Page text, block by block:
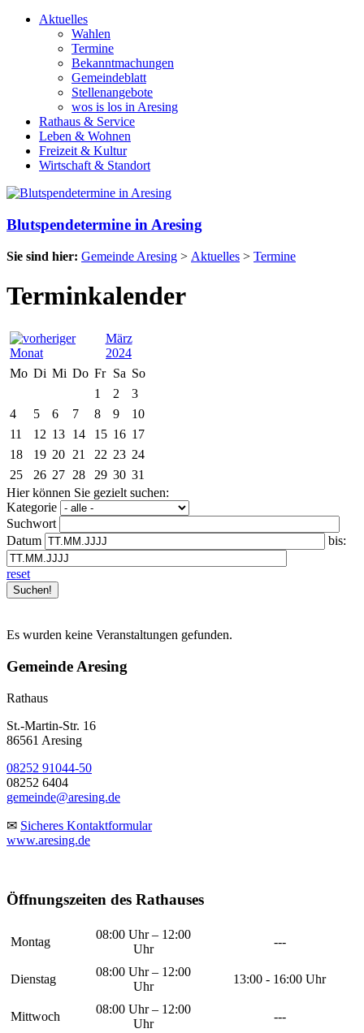
Aktuelles
Wahlen
Termine
Bekanntmachungen
Gemeindeblatt
Stellenangebote
wos is los in Aresing
Rathaus & Service
Leben & Wohnen
Freizeit & Kultur
Wirtschaft & Standort
Blutspendetermine in Aresing
Sie sind hier: Gemeinde Aresing > Aktuelles > Termine
Terminkalender
März
2024
Mo Di Mi Do Fr Sa So
1
2
3
4
5 6 7 8 9
10
11
12 13 14 15 16 17
18
19 20 21 22 23 24
25
26 27 28 29 30 31
Hier können Sie gezielt suchen:
Kategorie
Suchwort
Datum
bis:
reset
Es wurden keine Veranstaltungen gefunden.
Gemeinde Aresing
Rathaus
St.-Martin-Str. 16
86561 Aresing
08252 91044-50
08252 6404
gemeinde@aresing.de
✉ Sicheres Kontaktformular
www.aresing.de
Öffnungszeiten des Rathauses
Montag
08:00 Uhr – 12:00
Uhr
---
Dienstag
08:00 Uhr – 12:00
Uhr
13:00 - 16:00 Uhr
Mittwoch
08:00 Uhr – 12:00
Uhr
---